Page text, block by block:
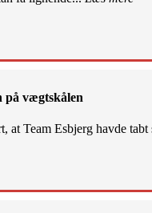
på vægtskålen
at Team Esbjerg havde